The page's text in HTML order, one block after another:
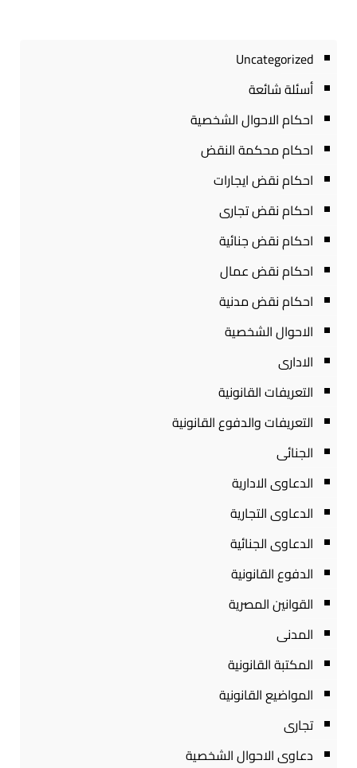
Uncategorized
أسئلة شائعة
احكام الاحوال الشخصية
احكام محكمة النقض
احكام نقض ايجارات
احكام نقض تجارى
احكام نقض جنائية
احكام نقض عمال
احكام نقض مدنية
الاحوال الشخصية
الادارى
التعريفات القانونية
التعريفات والدفوع القانونية
الجنائى
الدعاوى الادارية
الدعاوى التجارية
الدعاوى الجنائية
الدفوع القانونية
القوانين المصرية
المدنى
المكتبة القانونية
المواضيع القانونية
تجارى
دعاوى الاحوال الشخصية